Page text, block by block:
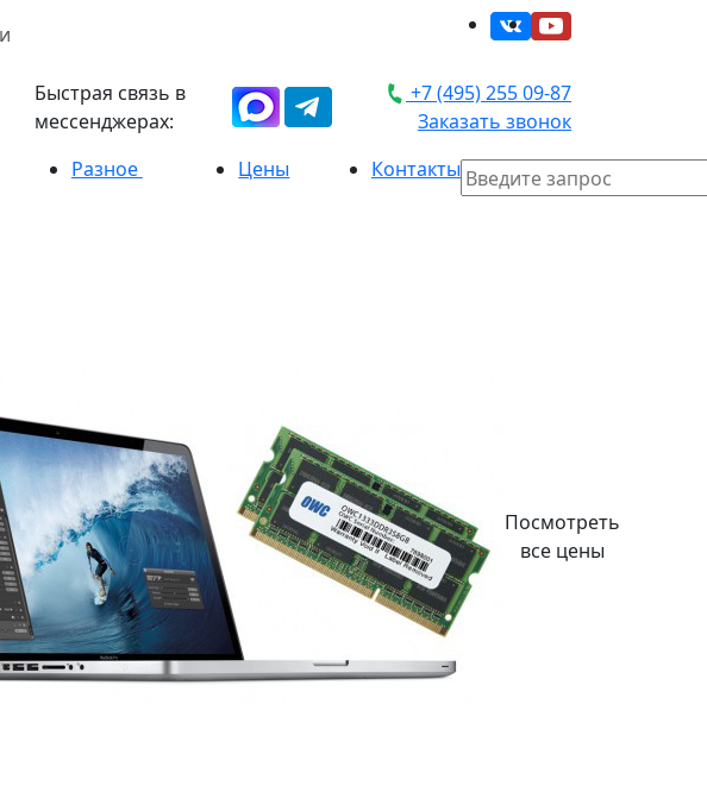
Быстрая связь в
мессенджерах:
+7 (495) 255 09-87
Заказать звонок
Разное Цены Контакты
Посмотреть
все цены